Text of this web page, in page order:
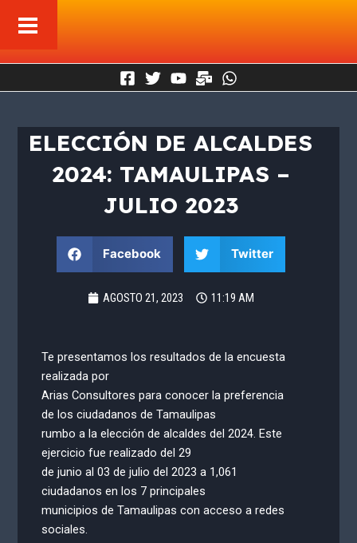
contenido
ELECCIÓN DE ALCALDES
2024: TAMAULIPAS –
JULIO 2023
Facebook Twitter
AGOSTO 21, 2023 11:19 AM
Te presentamos los resultados de la encuesta
realizada por
Arias Consultores para conocer la preferencia
de los ciudadanos de Tamaulipas
rumbo a la elección de alcaldes del 2024. Este
ejercicio fue realizado del 29
de junio al 03 de julio del 2023 a 1,061
ciudadanos en los 7 principales
municipios de Tamaulipas con acceso a redes
sociales.